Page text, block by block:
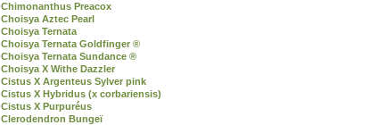
Chimonanthus Preacox
Choisya Aztec Pearl
Choisya Ternata
Choisya Ternata Goldfinger ®
Choisya Ternata Sundance ®
Choisya X Withe Dazzler
Cistus X Argenteus Sylver pink
Cistus X Hybridus (x corbariensis)
Cistus X Purpuréus
Clerodendron Bungeï